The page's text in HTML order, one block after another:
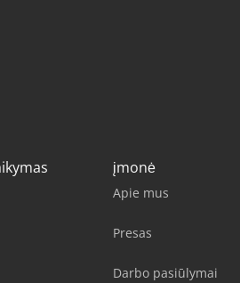
įmonė
Apie mus
Presas
Darbo pasiūlymai